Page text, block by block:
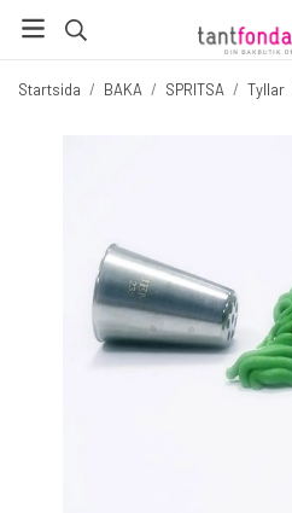
Startsida / BAKA / SPRITSA / Tyllar